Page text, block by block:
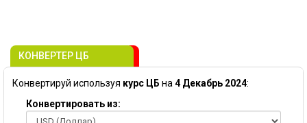
КОНВЕРТЕР ЦБ
Конвертируй используя курс ЦБ на 4 Декабрь 2024:
Конвертировать из: